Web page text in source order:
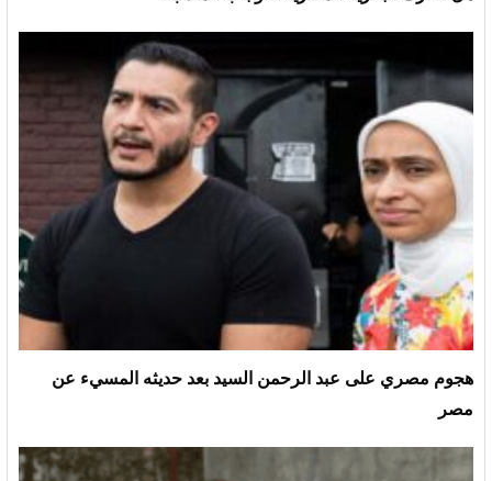
هجوم مصري على عبد الرحمن السيد بعد حديثه المسيء عن
مصر